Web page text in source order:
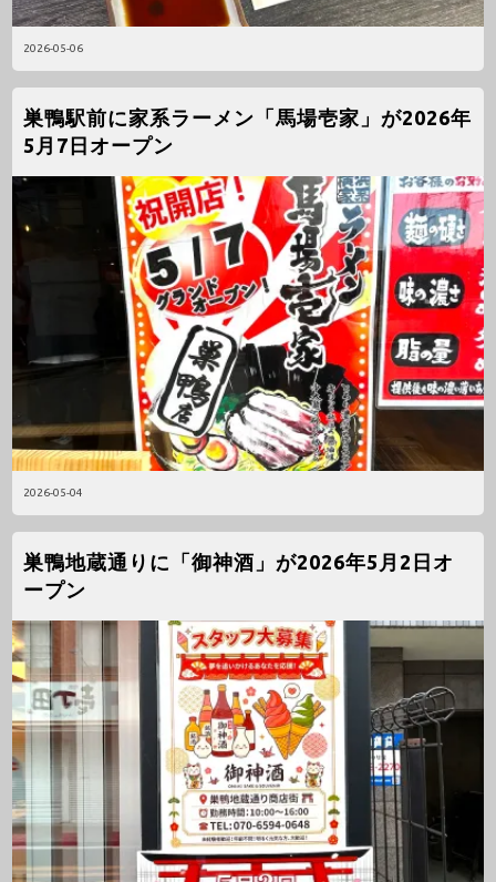
2026-05-06
2026-05-04
巣鴨駅前に家系ラーメン「馬場壱家」が2026年
5月7日オープン
巣鴨地蔵通りに「御神酒」が2026年5月2日オ
ープン